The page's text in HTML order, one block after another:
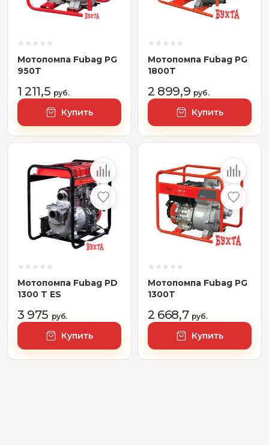
Мотопомпа Fubag PG
950T
1 211,5 руб.
Купить
Мотопомпа Fubag PG
1800T
2 899,9 руб.
Купить
Мотопомпа Fubag PD
1300 T ES
3 975 руб.
Купить
Мотопомпа Fubag PG
1300T
2 668,7 руб.
Купить